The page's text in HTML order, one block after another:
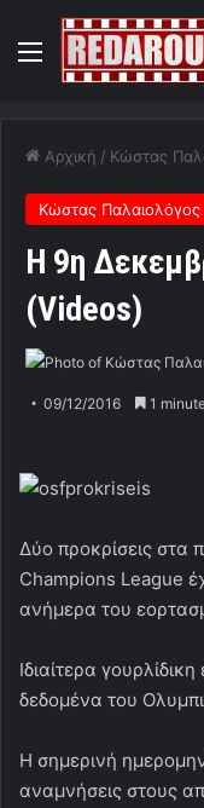
Menu
Αρχική / Κώστας
Κώστας Παλαιολόγος
Η 9η
(Videos)
09/12/2016 1
Δύο προκρίσεις στα
Champions League
ανήμερα του
Ιδιαίτερα
δεδομένα του
Η σημερινή
αναμνήσεις στους